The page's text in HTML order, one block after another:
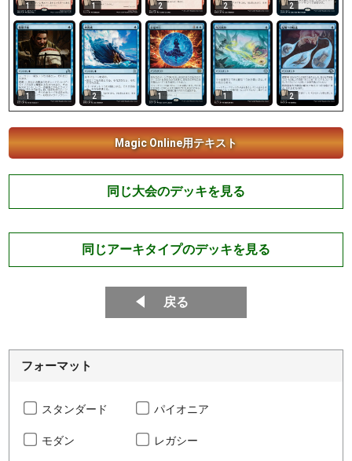
1 1 2 2 2
1 2 1 1 2
Magic Online用テキスト
同じ大会のデッキを見る
同じアーキタイプのデッキを見る
戻る
フォーマット
スタンダード パイオニア
モダン レガシー